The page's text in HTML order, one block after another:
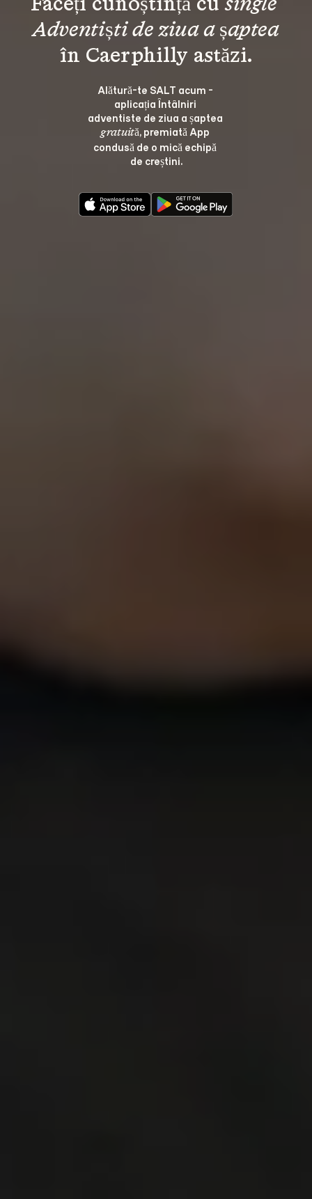
Faceți cunoștință cu single
Adventiști de ziua a șaptea
Alătură-te SALT acum -
aplicația Întâlniri
adventiste de ziua a șaptea
gratuită, premiată App
condusă de o mică echipă
de creștini.